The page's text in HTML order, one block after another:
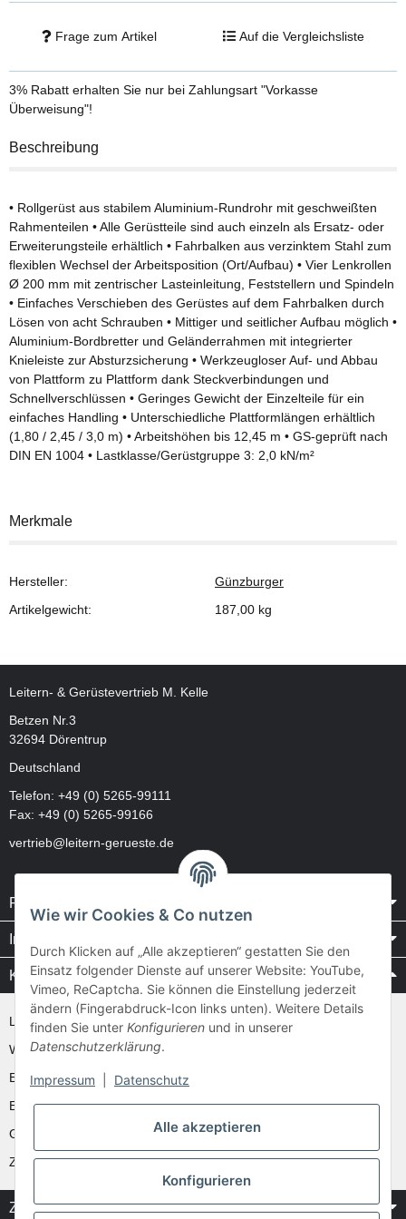
passenden Breite ersetzen. Diagonalstreben oberhalb der ersten
Frage zum Artikel Auf die Vergleichsliste
3% Rabatt erhalten Sie nur bei Zahlungsart "Vorkasse
Überweisung"!
Beschreibung
• Rollgerüst aus stabilem Aluminium-Rundrohr mit geschweißten
Rahmenteilen • Alle Gerüstteile sind auch einzeln als Ersatz- oder
Erweiterungsteile erhältlich • Fahrbalken aus verzinktem Stahl zum
flexiblen Wechsel der Arbeitsposition (Ort/Aufbau) • Vier Lenkrollen
Ø 200 mm mit zentrischer Lasteinleitung, Feststellern und Spindeln
• Einfaches Verschieben des Gerüstes auf dem Fahrbalken durch
Lösen von acht Schrauben • Mittiger und seitlicher Aufbau möglich •
Aluminium-Bordbretter und Geländerrahmen mit integrierter
Knieleiste zur Absturzsicherung • Werkzeugloser Auf- und Abbau
von Plattform zu Plattform dank Steckverbindungen und
Schnellverschlüssen • Geringes Gewicht der Einzelteile für ein
einfaches Handling • Unterschiedliche Plattformlängen erhältlich
(1,80 / 2,45 / 3,0 m) • Arbeitshöhen bis 12,45 m • GS-geprüft nach
DIN EN 1004 • Lastklasse/Gerüstgruppe 3: 2,0 kN/m²
Merkmale
Hersteller:
Günzburger
Artikelgewicht:
187,00 kg
Leitern- & Gerüstevertrieb M. Kelle
Betzen Nr.3
32694 Dörentrup
Deutschland
Telefon: +49 (0) 5265-99111
Fax: +49 (0) 5265-99166
vertrieb@leitern-gerueste.de
Rechtliches
Informationen
Kataloge / Videos
Layher Videos und Downloads
WAKÜ
Ernst
Euroline
Günzburger
Zarges
Zahlung & Versand
Wie wir Cookies & Co nutzen
Durch Klicken auf „Alle akzeptieren“ gestatten Sie den
Einsatz folgender Dienste auf unserer Website: YouTube,
Vimeo, ReCaptcha. Sie können die Einstellung jederzeit
ändern (Fingerabdruck-Icon links unten). Weitere Details
finden Sie unter Konfigurieren und in unserer
Datenschutzerklärung.
Impressum Datenschutz
Alle akzeptieren
Konfigurieren